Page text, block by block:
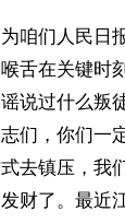
咱们人民日
舌在关键时
说过什么叛
们，你们一
去镇压，我
财了。最近